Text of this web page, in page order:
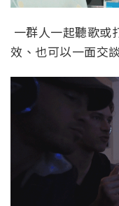
一群人一起聽歌或
效、也可以一面交